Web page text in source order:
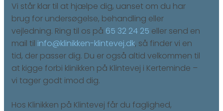
Vi står klar til at hjælpe dig, uanset om du har
brug for undersøgelse, behandling eller
vejledning. Ring til os på 65 32 24 25 eller send en
mail til info@klinikken-klintevej.dk, så finder vi en
tid, der passer dig. Du er også altid velkommen til
at kigge forbi klinikken på Klintevej i Kerteminde –
vi tager godt imod dig.
Hos Klinikken på Klintevej får du faglighed,